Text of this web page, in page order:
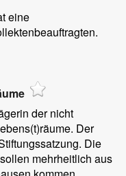
eine
der nicht
Der
Die
mehrheitlich aus